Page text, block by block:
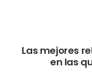
Las mejores
en las